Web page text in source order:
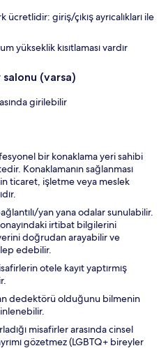
ücretlidir: giriş/çıkış ayrıcalıkları ile
yükseklik kısıtlaması vardır
(varsa)
girilebilir
bir konaklama yeri sahibi
Konaklamanın sağlanması
ticaret, işletme veya meslek
yan yana odalar sunulabilir.
irtibat bilgilerini
doğrudan arayabilir ve
edebilir.
otele kayıt yaptırmış
dedektörü olduğunu bilmenin
misafirler arasında cinsel
gözetmez (LGBTQ+ bireyler